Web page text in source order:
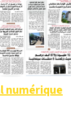
numérique